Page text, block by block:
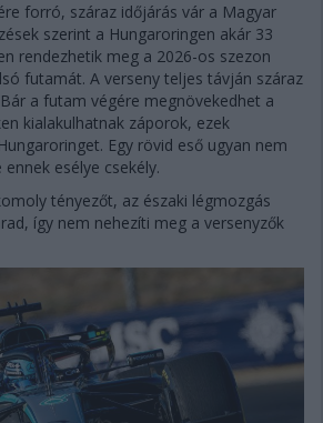
forró, száraz időjárás vár a Magyar
szerint a Hungaroringen akár 33
rendezhetik meg a 2026-os szezon
futamát. A verseny teljes távján száraz
a futam végére megnövekedhet a
kialakulhatnak záporok, ezek
Egy rövid eső ugyan nem
esélye csekély.
tényezőt, az északi légmozgás
így nem nehezíti meg a versenyzők